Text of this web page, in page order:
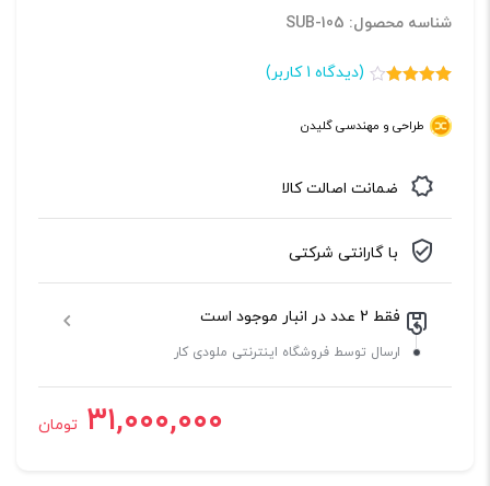
شناسه محصول: SUB-105
4.00
در
امتیازدهی
(دیدگاه 1 کاربر)
طراحی و مهندسی گلیدن
ضمانت اصالت کالا
با گارانتی شرکتی
فقط 2 عدد در انبار موجود است
ارسال توسط فروشگاه اینترنتی ملودی کار
۳۱,۰۰۰,۰۰۰ تومان